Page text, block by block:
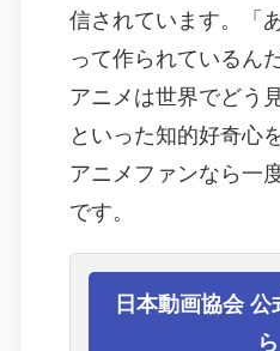
信されています。「
って作られているん
アニメは世界でどう
といった知的好奇心
アニメファンなら一
です。
日本動画協会
ら